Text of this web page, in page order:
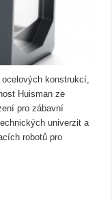
konstrukcí,
Huisman ze
pro zábavní
univerzit a
robotů pro